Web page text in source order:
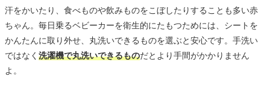
汗をかいたり、食べものや飲みものをこぼしたりすることも多い赤
ちゃん。毎日乗るベビーカーを衛生的にたもつためには、シートを
かんたんに取り外せ、丸洗いできるものを選ぶと安心です。手洗い
ではなく 洗濯機で丸洗いできるものだとより手間がかかりません
よ。